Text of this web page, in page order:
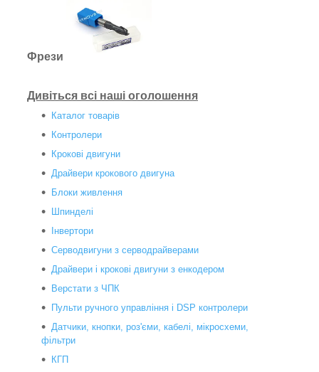
Фрези
Дивіться всі наші оголошення
Каталог товарів
Контролери
Крокові двигуни
Драйвери крокового двигуна
Блоки живлення
Шпинделі
Інвертори
Серводвигуни з серводрайверами
Драйвери і крокові двигуни з енкодером
Верстати з ЧПК
Пульти ручного управління і DSP контролери
Датчики, кнопки, роз'єми, кабелі, мікросхеми,
фільтри
КГП